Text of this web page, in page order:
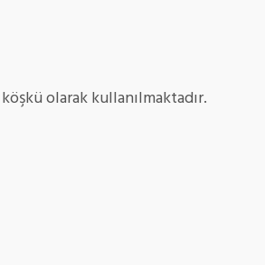
olarak kullanılmaktadır.